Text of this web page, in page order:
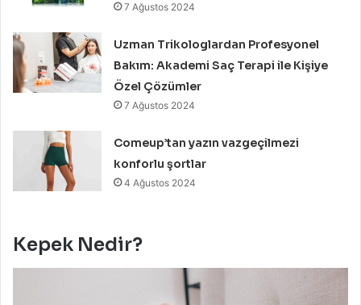
7 Ağustos 2024
Uzman Trikologlardan Profesyonel
Bakım: Akademi Saç Terapi ile Kişiye
Özel Çözümler
7 Ağustos 2024
Comeup’tan yazın vazgeçilmezi
konforlu şortlar
4 Ağustos 2024
Kepek Nedir?